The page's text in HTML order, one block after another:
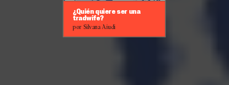
¿Quién quiere ser una
tradwife?
por Silvana Aiudi